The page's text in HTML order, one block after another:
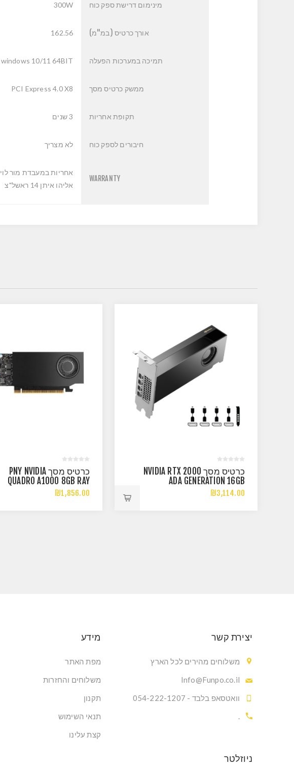
מינימום דרישת ספק כוח 300W
אורך כרטיס (במ"מ) 162.56
תמיכה במערכות הפעלה windows 10/11 64BIT
ממשק כרטיס מסך PCI Express 4.0 X8
תקופת אחריות 3 שנים
חיבורים לספק כוח לא מצריך
WARRANTY
אחריות במעבדת מור לוי
אליהו איתן 14 ראשל"צ
כרטיס מסך NVIDIA RTX 2000
ADA GENERATION 16GB
4XMINIDP
₪3,114.00
כרטיס מסך PNY NVIDIA
QUADRO A1000 8GB RAY
TRACING 4X MINI-DP BULK
₪1,856.00
יצירת קשר
משלוחים מהירים לכל הארץ
Info@Funpo.co.il
וואטסאפ בלבד - 054-222-1207
.
מידע
מפת האתר
משלוחים והחזרות
תקנון
תנאי השימוש
קצת עלינו
ניוזלטר